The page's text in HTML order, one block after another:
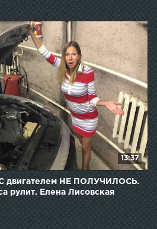
13:37
С двигателем НЕ ПОЛУЧИЛОСЬ.
рулит. Елена Лисовская